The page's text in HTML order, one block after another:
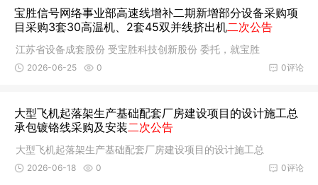
宝胜信号网络事业部高速线增补二期新增部分设备采购项
目采购3套30高温机、2套45双并线挤出机二次公告
江苏省设备成套股份 受宝胜科技创新股份 委托，就宝胜
0评论
2026-06-25 0
大型飞机起落架生产基础配套厂房建设项目的设计施工总
承包镀铬线采购及安装二次公告
大型飞机起落架生产基础配套厂房建设项目的设计施工总
0评论
2026-06-18 0